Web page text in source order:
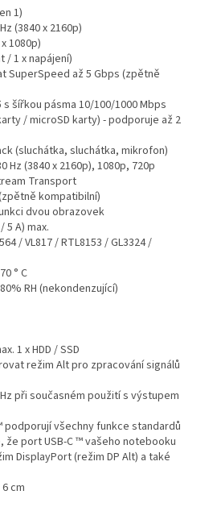
1)
(3840 x 2160p)
1080p)
/ 1 x napájení)
SuperSpeed až 5 Gbps (zpětně
šířkou pásma 10/100/1000 Mbps
/ microSD karty) - podporuje až 2
(sluchátka, sluchátka, mikrofon)
Hz (3840 x 2160p), 1080p, 720p
Transport
kompatibilní)
dvou obrazovek
5 A) max.
/ VL817 / RTL8153 / GL3324 /
° C
RH (nekondenzující)
1 x HDD / SSD
režim Alt pro zpracování signálů
při současném použití s výstupem
podporují všechny funkce standardů
že port USB-C ™ vašeho notebooku
DisplayPort (režim DP Alt) a také
cm